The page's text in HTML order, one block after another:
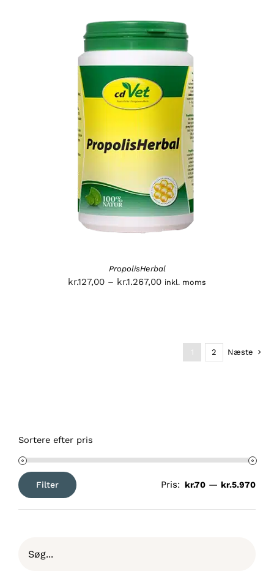
PropolisHerbal
kr.127,00 – kr.1.267,00Prisinterval:
inkl. moms
1 2 Næste
Sortere efter pris
Mindste
pris
Højeste
pris
Filter Pris: kr.70 — kr.5.970